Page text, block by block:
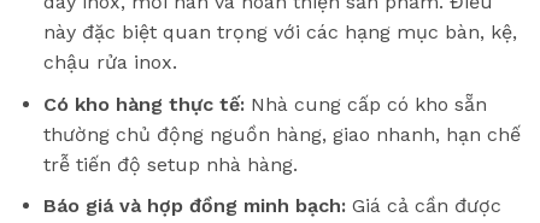
này đặc biệt quan trọng với các hạng mục bàn, kệ,
chậu rửa inox.
Có kho hàng thực tế:Nhà cung cấp có kho sẵn
thường chủ động nguồn hàng, giao nhanh, hạn chế
trễ tiến độ setup nhà hàng.
Báo giá và hợp đồng minh bạch: Giá cả cần được